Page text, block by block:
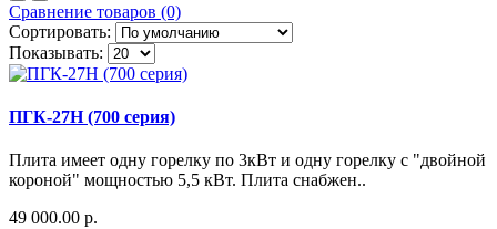
Сравнение товаров (0)
Сортировать:
Показывать:
ПГК-27Н (700 серия)
Плита имеет одну горелку по 3кВт и одну горелку с "двойной
короной" мощностью 5,5 кВт. Плита снабжен..
49 000.00 р.